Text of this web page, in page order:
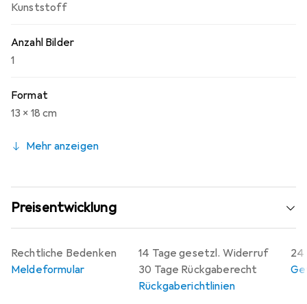
Kunststoff
Anzahl Bilder
1
Format
13 x 18 cm
Mehr anzeigen
Preisentwicklung
14 Tage gesetzl. Widerruf
30 Tage Rückgaberecht
Rückgaberichtlinien
24
Rechtliche Bedenken
Meldeformular